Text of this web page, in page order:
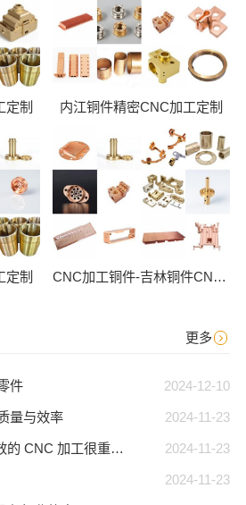
定制 内江铜件精密CNC加工定制
定制 CNC加工铜件-吉林铜件CNC批量加工
更多
2024-12-10
件
2024-11-23
量与效率
2024-11-23
为什么切削液对于有效的 CNC 加工很重要？
2024-11-23